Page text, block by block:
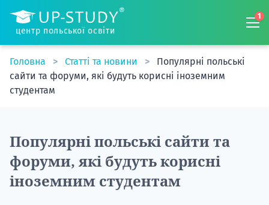
центр польської освіти
1
Головна Статті та новини
Популярні польські
сайти та форуми, які будуть корисні іноземним
студентам
Популярні польські сайти та
форуми, які будуть корисні
іноземним студентам